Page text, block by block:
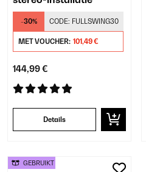
-30% CODE: FULLSWING30
MET VOUCHER: 101,49 €
144,99 €
Details
GEBRUIKT